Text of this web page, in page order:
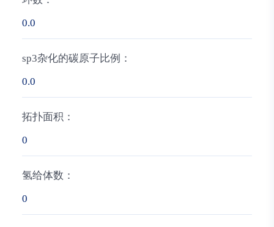
0.0
sp3杂化的碳原子比例：
0.0
拓扑面积：
0
氢给体数：
0